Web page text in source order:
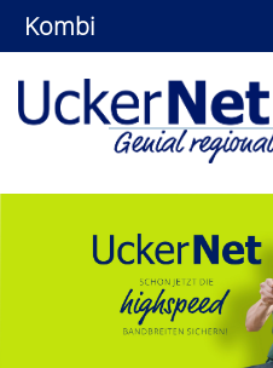
Kombi